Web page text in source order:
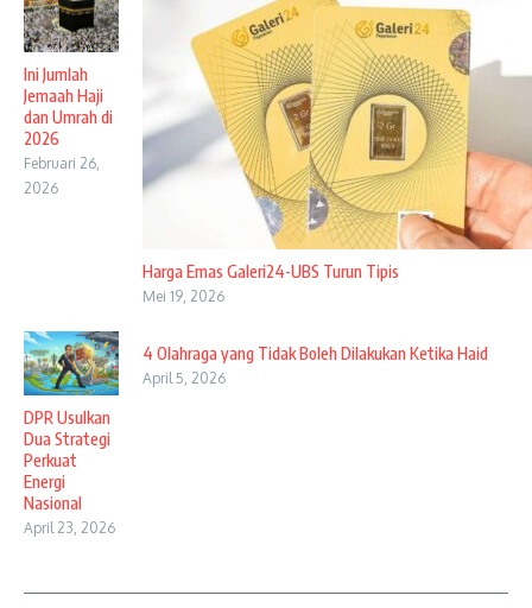
Ini Jumlah
Jemaah Haji
dan Umrah di
2026
Februari 26,
2026
Harga Emas Galeri24-UBS Turun Tipis
Mei 19, 2026
DPR Usulkan
Dua Strategi
Perkuat
Energi
Nasional
April 23, 2026
4 Olahraga yang Tidak Boleh Dilakukan Ketika Haid
April 5, 2026